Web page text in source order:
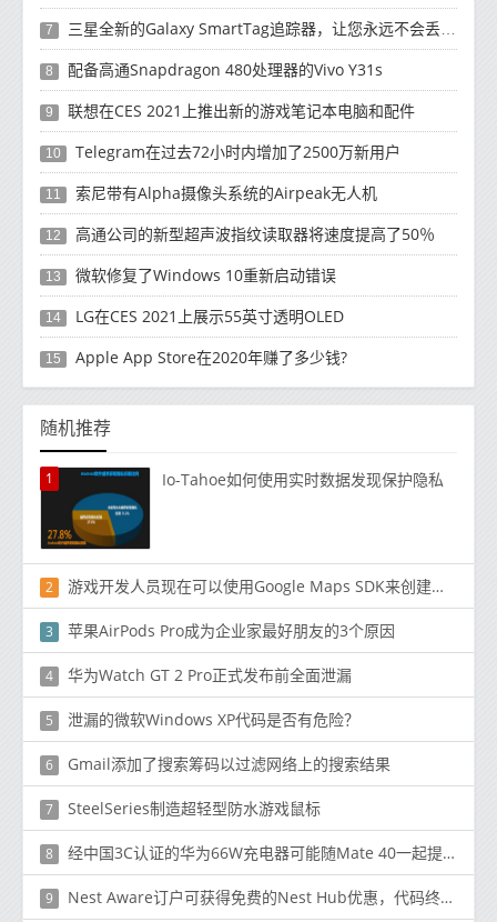
7 三星全新的Galaxy SmartTag追踪器，让您永远不会丢失钥匙
8 配备高通Snapdragon 480处理器的Vivo Y31s
9 联想在CES 2021上推出新的游戏笔记本电脑和配件
10 Telegram在过去72小时内增加了2500万新用户
11 索尼带有Alpha摄像头系统的Airpeak无人机
12 高通公司的新型超声波指纹读取器将速度提高了50％
13 微软修复了Windows 10重新启动错误
14 LG在CES 2021上展示55英寸透明OLED
15 Apple App Store在2020年赚了多少钱?
随机推荐
1 Io-Tahoe如何使用实时数据发现保护隐私
2 游戏开发人员现在可以使用Google Maps SDK来创建真实世界的游戏
3 苹果AirPods Pro成为企业家最好朋友的3个原因
4 华为Watch GT 2 Pro正式发布前全面泄漏
5 泄漏的微软Windows XP代码是否有危险？
6 Gmail添加了搜索筹码以过滤网络上的搜索结果
7 SteelSeries制造超轻型防水游戏鼠标
8 经中国3C认证的华为66W充电器可能随Mate 40一起提供
9 Nest Aware订户可获得免费的Nest Hub优惠，代码终于可以使用